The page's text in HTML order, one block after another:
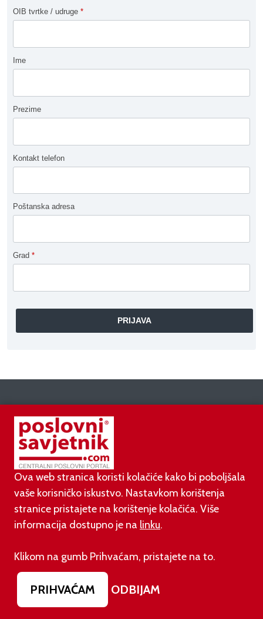
OIB tvrtke / udruge *
Ime
Prezime
Kontakt telefon
Poštanska adresa
Grad *
AKTUALNO
03.08.2026.
Otvoren jedan od najvećih family hotela na
srednjem Jadranu
01.08.2026.
Novi zakon o najmu bolje štiti najmoprimce, ali i
najmodavce
Domaća vina bez konkurencije: bira ih 90 posto
hrvatskih potrošača
Ova web stranica koristi kolačiće kako bi poboljšala
vaše korisničko iskustvo. Nastavkom korištenja
stranice pristajete na korištenje kolačića. Više
informacija dostupno je na linku.
Klikom na gumb Prihvaćam, pristajete na to.
PRIHVAĆAM ODBIJAM